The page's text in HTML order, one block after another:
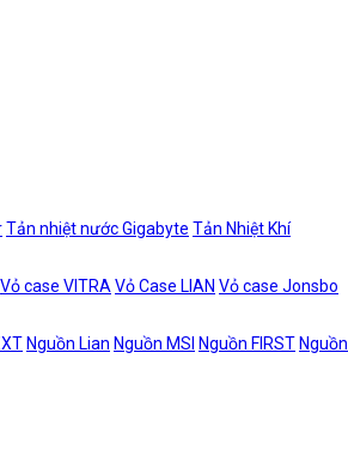
Tản nhiệt nước Gigabyte Tản Nhiệt Khí
Vỏ case VITRA Vỏ Case LIAN Vỏ case Jonsbo
Nguồn Lian Nguồn MSI Nguồn FIRST Nguồn